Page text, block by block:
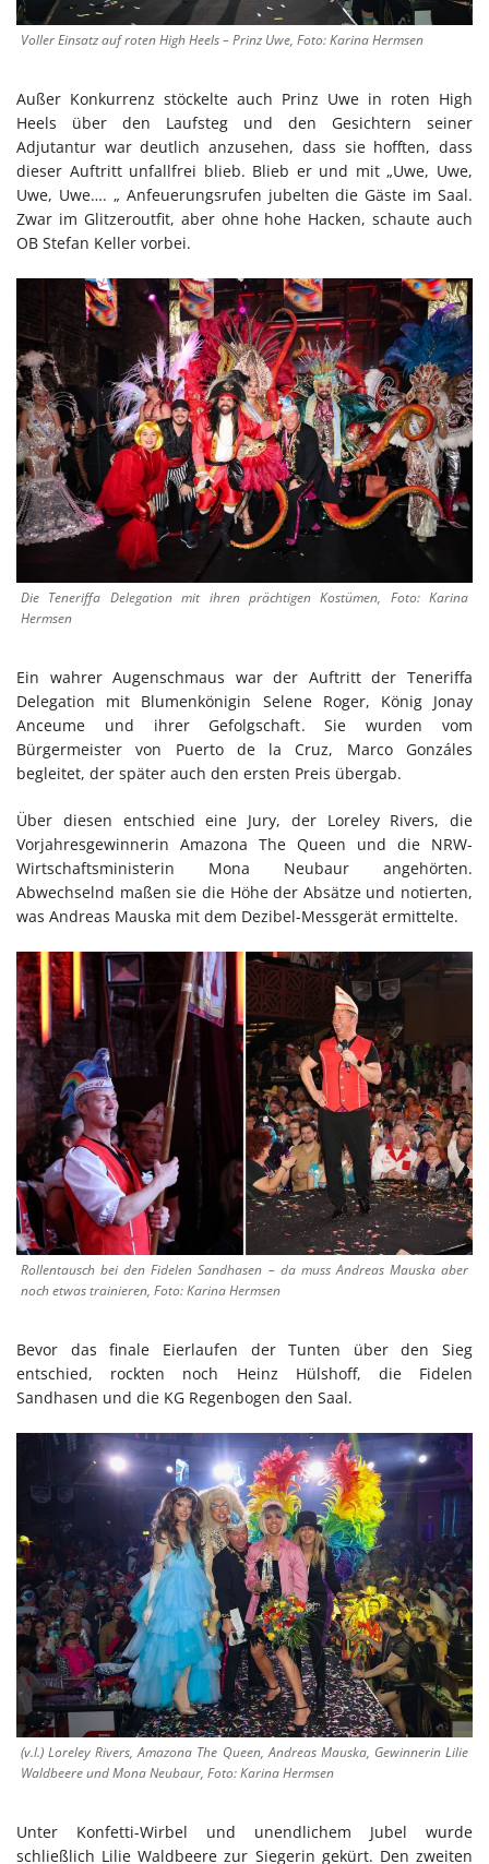
Voller Einsatz auf roten High Heels – Prinz Uwe, Foto: Karina Hermsen
Außer Konkurrenz stöckelte auch Prinz Uwe in roten High
Heels über den Laufsteg und den Gesichtern seiner
Adjutantur war deutlich anzusehen, dass sie hofften, dass
dieser Auftritt unfallfrei blieb. Blieb er und mit „Uwe, Uwe,
Uwe, Uwe…. „ Anfeuerungsrufen jubelten die Gäste im Saal.
Zwar im Glitzeroutfit, aber ohne hohe Hacken, schaute auch
OB Stefan Keller vorbei.
Die Teneriffa Delegation mit ihren prächtigen Kostümen, Foto: Karina
Hermsen
Ein wahrer Augenschmaus war der Auftritt der Teneriffa
Delegation mit Blumenkönigin Selene Roger, König Jonay
Anceume und ihrer Gefolgschaft. Sie wurden vom
Bürgermeister von Puerto de la Cruz, Marco Gonzáles
begleitet, der später auch den ersten Preis übergab.
Über diesen entschied eine Jury, der Loreley Rivers, die
Vorjahresgewinnerin Amazona The Queen und die NRW-
Wirtschaftsministerin Mona Neubaur angehörten.
Abwechselnd maßen sie die Höhe der Absätze und notierten,
was Andreas Mauska mit dem Dezibel-Messgerät ermittelte.
Rollentausch bei den Fidelen Sandhasen – da muss Andreas Mauska aber
noch etwas trainieren, Foto: Karina Hermsen
Bevor das finale Eierlaufen der Tunten über den Sieg
entschied, rockten noch Heinz Hülshoff, die Fidelen
Sandhasen und die KG Regenbogen den Saal.
(v.l.) Loreley Rivers, Amazona The Queen, Andreas Mauska, Gewinnerin Lilie
Waldbeere und Mona Neubaur, Foto: Karina Hermsen
Unter Konfetti-Wirbel und unendlichem Jubel wurde
schließlich Lilie Waldbeere zur Siegerin gekürt. Den zweiten